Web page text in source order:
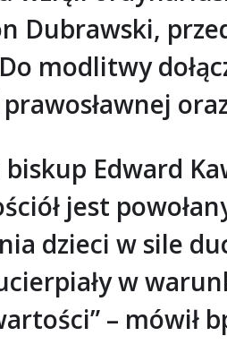
Dubrawski,
modlitwy
biskup Edward
jest
dzieci w sile
w
– mówił